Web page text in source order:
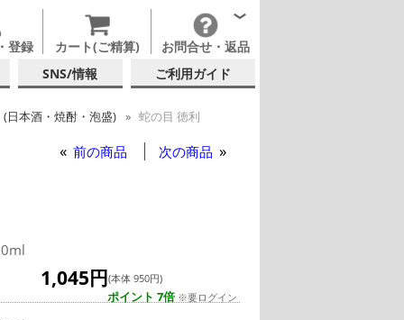
登録 カート(ご精算) お問合せ・返品
SNS/情報 ご利用ガイド
(日本酒・焼酎・泡盛) 蛇の目 徳利
前の商品 次の商品
1,045円(本体 950円)
ポイント 7倍 ※要ログイン